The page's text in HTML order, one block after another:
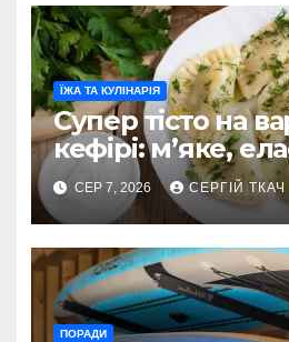
ЇЖА ТА КУЛІНАРІЯ
Супер тісто на
кефірі: м’яке,
рветься
СЕР 7, 2026 СЕРГІЙ ТКАЧ
ПОРАДИ